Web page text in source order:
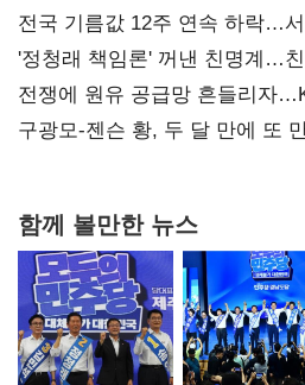
사과부터"
전국 기름값 12주 연속 하락…
'정청래 책임론' 꺼낸 친명계…
때리기
전쟁에 원유 공급망 흔들리자
핵심으로 재부상
구광모-젠슨 황, 두 달 만에 또
함께 볼만한 뉴스